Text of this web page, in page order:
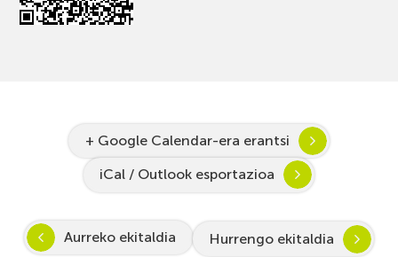
+ Google Calendar-era erantsi
iCal / Outlook esportazioa
Aurreko ekitaldia Hurrengo ekitaldia